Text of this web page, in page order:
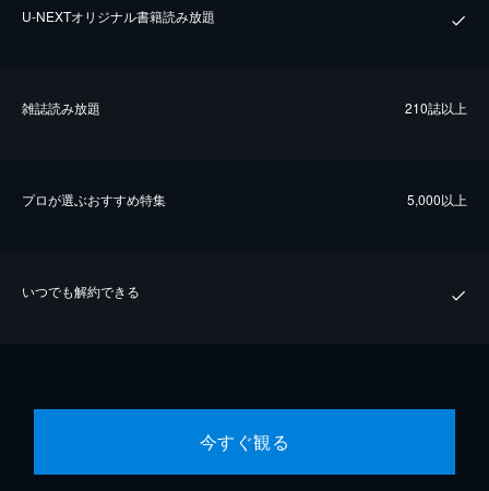
U-NEXTオリジナル書籍読み放題
雑誌読み放題 210誌以上
プロが選ぶおすすめ特集 5,000以上
いつでも解約できる
今すぐ観る